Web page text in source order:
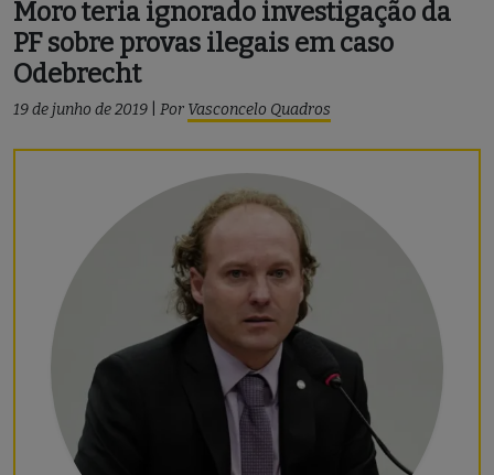
Moro teria ignorado investigação da
PF sobre provas ilegais em caso
Odebrecht
19 de junho de 2019 Por Vasconcelo Quadros